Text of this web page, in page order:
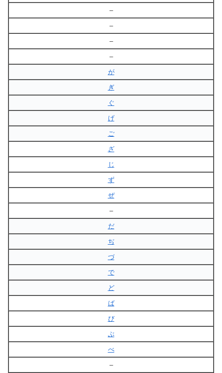
–
–
–
–
が
ぎ
ぐ
げ
ご
ざ
じ
ず
ぜ
–
だ
ぢ
づ
で
ど
ば
び
ぶ
べ
–